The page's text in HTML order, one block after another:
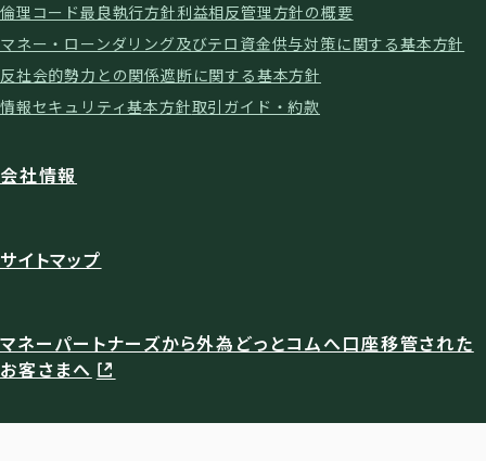
倫理コード最良執行方針利益相反管理方針の概要
マネー・ローンダリング及びテロ資金供与対策に関する基本方針
反社会的勢力との関係遮断に関する基本方針
情報セキュリティ基本方針取引ガイド・約款
会社情報
サイトマップ
マネーパートナーズから外為どっとコムへ口座移管された
お客さまへ